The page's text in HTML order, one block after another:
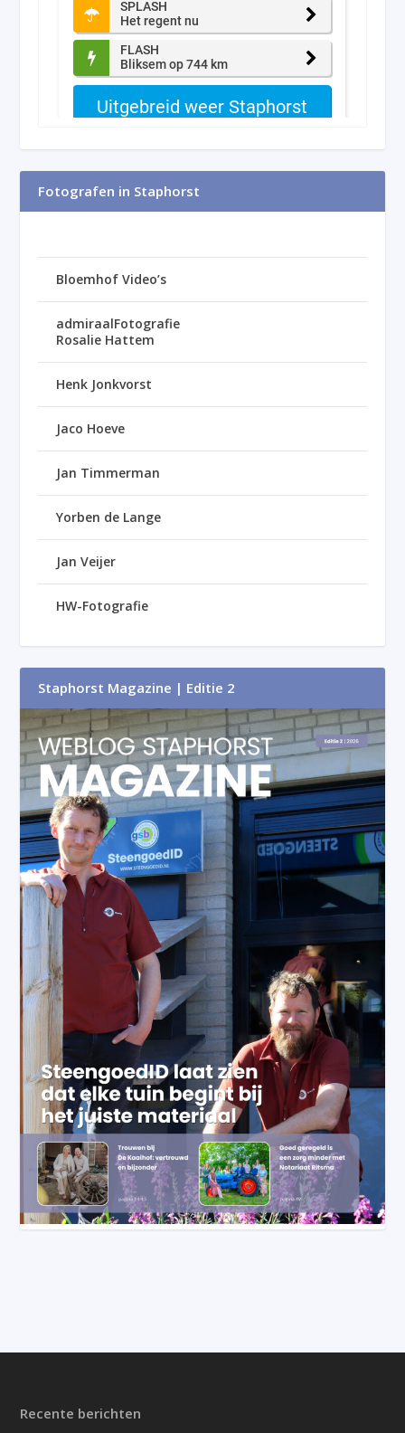
Fotografen in Staphorst
Bloemhof Video’s
admiraalFotografie
Rosalie Hattem
Henk Jonkvorst
Jaco Hoeve
Jan Timmerman
Yorben de Lange
Jan Veijer
HW-Fotografie
Staphorst Magazine | Editie 2
Recente berichten